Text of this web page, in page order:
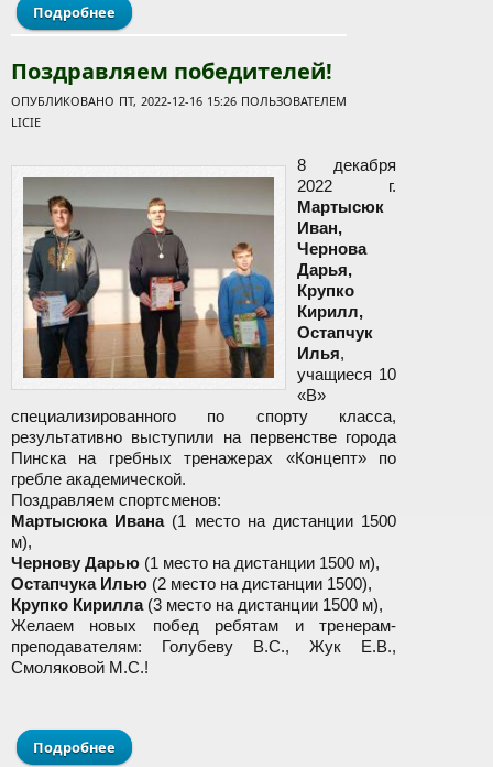
Подробнее о Областной этап конкурса "100 идей для
Беларуси"
Поздравляем победителей!
ОПУБЛИКОВАНО ПТ, 2022-12-16 15:26 ПОЛЬЗОВАТЕЛЕМ
LICIE
8 декабря
2022 г.
Мартысюк
Иван,
Чернова
Дарья,
Крупко
Кирилл,
Остапчук
Илья,
учащиеся 10
«В»
специализированного по спорту класса,
результативно выступили на первенстве города
Пинска на гребных тренажерах «Концепт» по
гребле академической.
Поздравляем спортсменов:
Мартысюка Ивана(1 место на дистанции 1500
м),
Чернову Дарью (1 место на дистанции 1500 м),
Остапчука Илью (2 место на дистанции 1500),
Крупко Кирилла(3 место на дистанции 1500 м),
Желаем новых побед ребятам и тренерам-
преподавателям: Голубеву В.С., Жук Е.В.,
Смоляковой М.С.!
Подробнее о Поздравляем победителей!